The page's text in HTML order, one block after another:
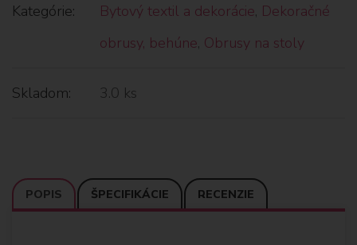
Kategórie: Bytový textil a dekorácie, Dekoračné
obrusy, behúne, Obrusy na stoly
Skladom: 3.0 ks
POPIS ŠPECIFIKÁCIE RECENZIE